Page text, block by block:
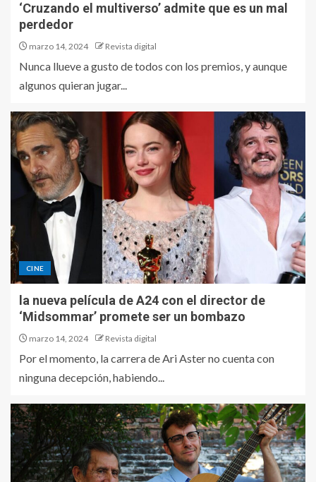
‘Cruzando el multiverso’ admite que es un mal
perdedor
marzo 14, 2024 Revista digital
Nunca llueve a gusto de todos con los premios, y aunque
algunos quieran jugar...
CINE
la nueva película de A24 con el director de
‘Midsommar’ promete ser un bombazo
marzo 14, 2024 Revista digital
Por el momento, la carrera de Ari Aster no cuenta con
ninguna decepción, habiendo...